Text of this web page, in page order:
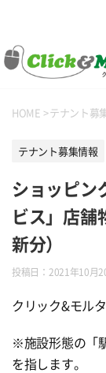
HOME >テナント募
テナント募集情報
ショッピン
ビス」店
新分）
投稿日： 2021年10月
クリック&モル
※施設形態の「
を指します。